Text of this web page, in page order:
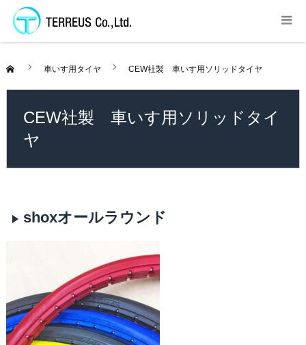
車いす用タイヤ CEW社製 車いす用ソリッドタイヤ
CEW社製 車いす用ソリッドタイ
ヤ
shoxオールラウンド